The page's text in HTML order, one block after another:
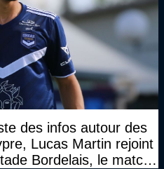
des infos autour des
Lucas Martin rejoint
Bordelais, le match